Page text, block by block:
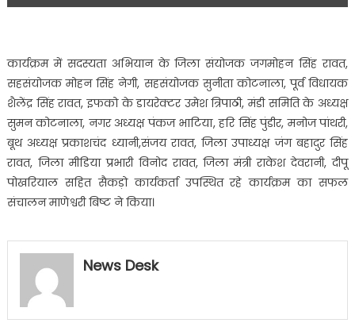
कार्यक्रम में सदस्यता अभियान के जिला संयोजक जगमोहन सिंह रावत,
सहसंयोजक मोहन सिंह नेगी, सहसंयोजक सुनीता कोटनाला, पूर्व विधायक
शैलेंद्र सिंह रावत, इफको के डायरेक्टर उमेश त्रिपाठी, मंडी समिति के अध्यक्ष
सुमन कोटनाला, नगर अध्यक्ष पंकज भाटिया, हरि सिंह पुंडीर, मनोज पांथरी,
बूथ अध्यक्ष प्रकाशचंद ध्यानी,संजय रावत, जिला उपाध्यक्ष जंग बहादुर सिंह
रावत, जिला मीडिया प्रभारी विनोद रावत, जिला मंत्री राकेश देवरानी, दीपू
पोखरियाल सहित सैकड़ो कार्यकर्ता उपस्थित रहे कार्यक्रम का सफल
संचालन माणेश्वरी बिष्ट ने किया।
News Desk